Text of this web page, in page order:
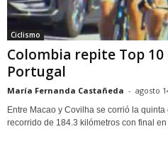
Ciclismo
Colombia repite Top 10
Portugal
María Fernanda Castañeda - agosto
Entre Macao y Covilha se corrió la
recorrido de 184.3 kilómetros con final en